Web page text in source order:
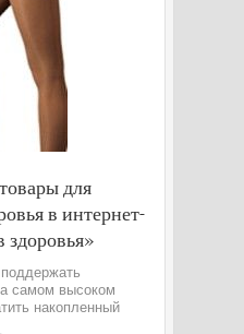
для
в интернет-
здоровья»
самом высоком
накопленный